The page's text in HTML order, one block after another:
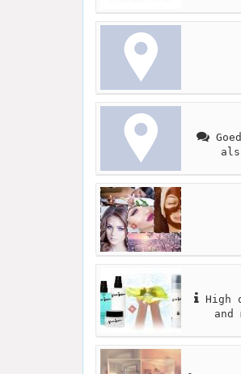
High